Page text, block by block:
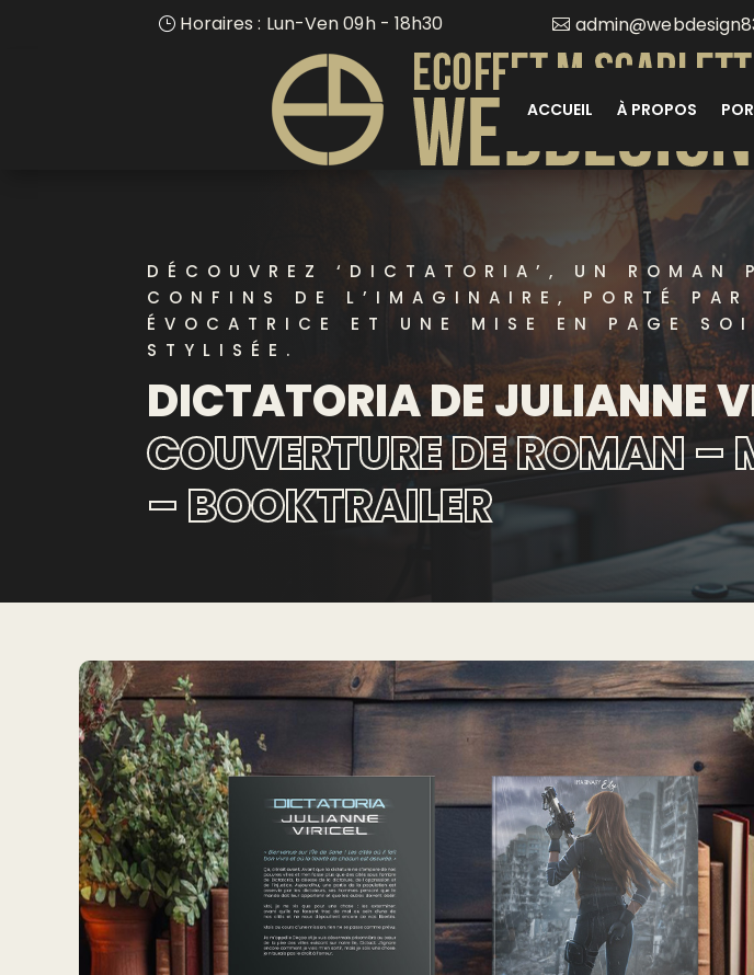
Horaires : Lun-Ven 09h - 18h30
ACCUEIL À PROPOS
DÉCOUVREZ ‘DICTATORIA’, UN ROMAN
CONFINS DE L’IMAGINAIRE, PORTÉ PAR
ÉVOCATRICE ET UNE MISE EN PAGE
STYLISÉE.
DICTATORIA DE JULIANNE
COUVERTURE DE ROMAN –
– BOOKTRAILER